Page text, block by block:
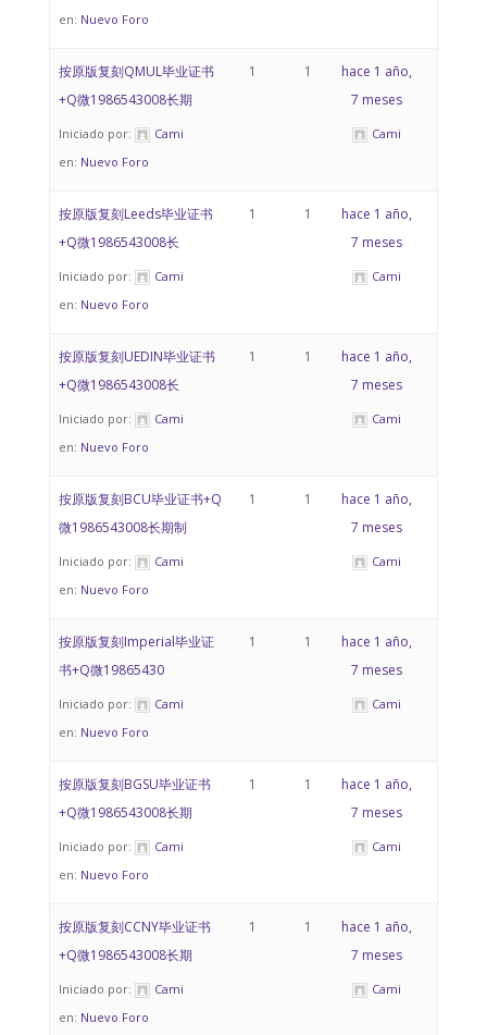
en: Nuevo Foro
按原版复刻QMUL毕业证书
+Q微1986543008长期
Iniciado por:
Cami
en: Nuevo Foro
1 1
hace 1 año,
7 meses
Cami
按原版复刻Leeds毕业证书
+Q微1986543008长
Iniciado por:
Cami
en: Nuevo Foro
1 1
hace 1 año,
7 meses
Cami
按原版复刻UEDIN毕业证书
+Q微1986543008长
Iniciado por:
Cami
en: Nuevo Foro
1 1
hace 1 año,
7 meses
Cami
按原版复刻BCU毕业证书+Q
微1986543008长期制
Iniciado por:
Cami
en: Nuevo Foro
1 1
hace 1 año,
7 meses
Cami
按原版复刻Imperial毕业证
书+Q微19865430
Iniciado por:
Cami
en: Nuevo Foro
1 1
hace 1 año,
7 meses
Cami
按原版复刻BGSU毕业证书
+Q微1986543008长期
Iniciado por:
Cami
en: Nuevo Foro
1 1
hace 1 año,
7 meses
Cami
按原版复刻CCNY毕业证书
+Q微1986543008长期
Iniciado por:
Cami
en: Nuevo Foro
1 1
hace 1 año,
7 meses
Cami